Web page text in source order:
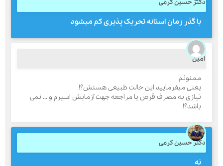
دکتر حسین کرمی
با گذر زمان استانه تحریک پذیری کم میشود
ممنونم
یعنی میفرمایید این حالت طبیعی هستش؟!
نیازی به مصرف قرص یا مراجعه جهت آزمایش اسپرم و ... نمی
دکتر حسین کرمی
قدرت گرفته از همیارسیستم